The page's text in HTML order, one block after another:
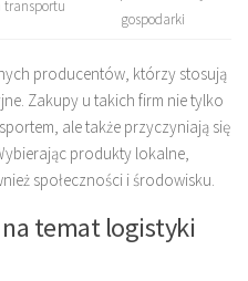
gospodarki
producentów, którzy stosują
Zakupy u takich firm nie tylko
ale także przyczyniają się
produkty lokalne,
społeczności i środowisku.
temat logistyki